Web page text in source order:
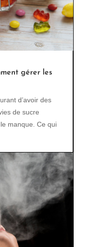
gérer les
d’avoir des
de sucre
manque. Ce qui